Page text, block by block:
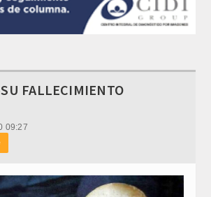
FALLECIMIENTO
09:27